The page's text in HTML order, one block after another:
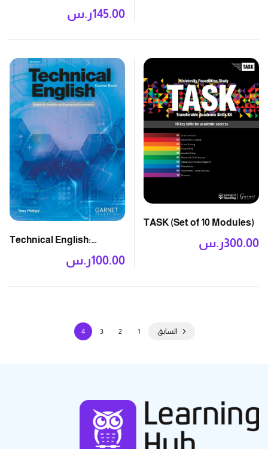
ر.س145.00
TASK (Set of 10 Modules)
ر.س300.00
Technical English:
ر.س100.00
السابق 1
2
3
4